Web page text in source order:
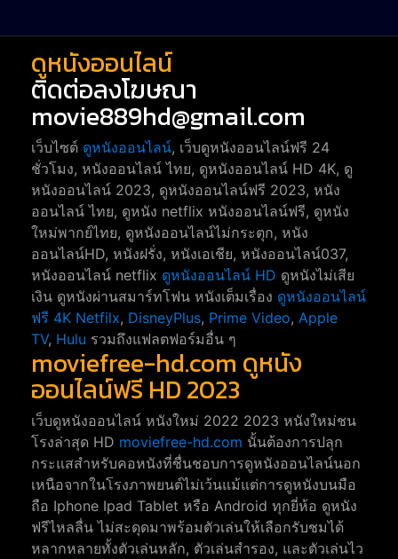
ดูหนังออนไลน์
ติดต่อลงโฆษณา
movie889hd@gmail.com
เว็บไซต์ ดูหนังออนไลน์, เว็บดูหนังออนไลน์ฟรี 24
ชั่วโมง, หนังออนไลน์ ไทย, ดูหนังออนไลน์ HD 4K, ดู
หนังออนไลน์ 2023, ดูหนังออนไลน์ฟรี 2023, หนัง
ออนไลน์ ไทย, ดูหนัง netflix หนังออนไลน์ฟรี, ดูหนัง
ใหม่พากย์ไทย, ดูหนังออนไลน์ไม่กระตุก, หนัง
ออนไลน์HD, หนังฝรั่ง, หนังเอเชีย, หนังออนไลน์037,
หนังออนไลน์ netflix ดูหนังออนไลน์ HD ดูหนังไม่เสีย
เงิน ดูหนังผ่านสมาร์ทโฟน หนังเต็มเรื่อง ดูหนังออนไลน์
ฟรี 4K Netfilx, DisneyPlus, Prime Video, Apple
TV, Hulu รวมถึงแฟลตฟอร์มอื่น ๆ
moviefree-hd.com ดูหนัง
ออนไลน์ฟรี HD 2023
เว็บดูหนังออนไลน์ หนังใหม่ 2022 2023 หนังใหม่ชน
โรงล่าสุด HD moviefree-hd.com นั้นต้องการปลุก
กระแสสำหรับคอหนังที่ชื่นชอบการดูหนังออนไลน์นอก
เหนือจากในโรงภาพยนต์ไม่เว้นแม้แต่การดูหนังบนมือ
ถือ Iphone Ipad Tablet หรือ Android ทุกยี่ห้อ ดูหนัง
ฟรีไหลลื่น ไม่สะดุดมาพร้อมตัวเล่นให้เลือกรับชมได้
หลากหลายทั้งตัวเล่นหลัก, ตัวเล่นสำรอง, และตัวเล่นไว